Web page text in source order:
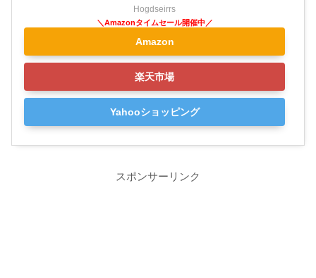
Hogdseirrs
Amazon
楽天市場
Yahooショッピング
スポンサーリンク